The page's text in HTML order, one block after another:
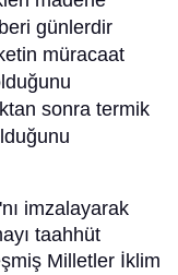
günlerdir
müracaat
sonra termik
imzalayarak
taahhüt
Milletler İklim